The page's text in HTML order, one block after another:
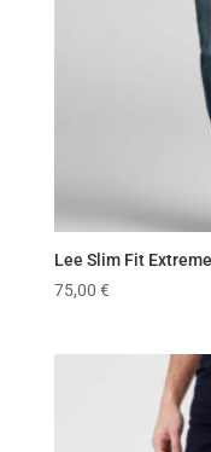
Lee Slim Fit
75,00 €